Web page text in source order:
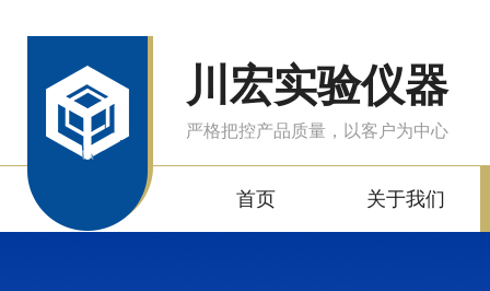
川宏实验仪器
严格把控产品质量，以客户为中心
首页 关于我们